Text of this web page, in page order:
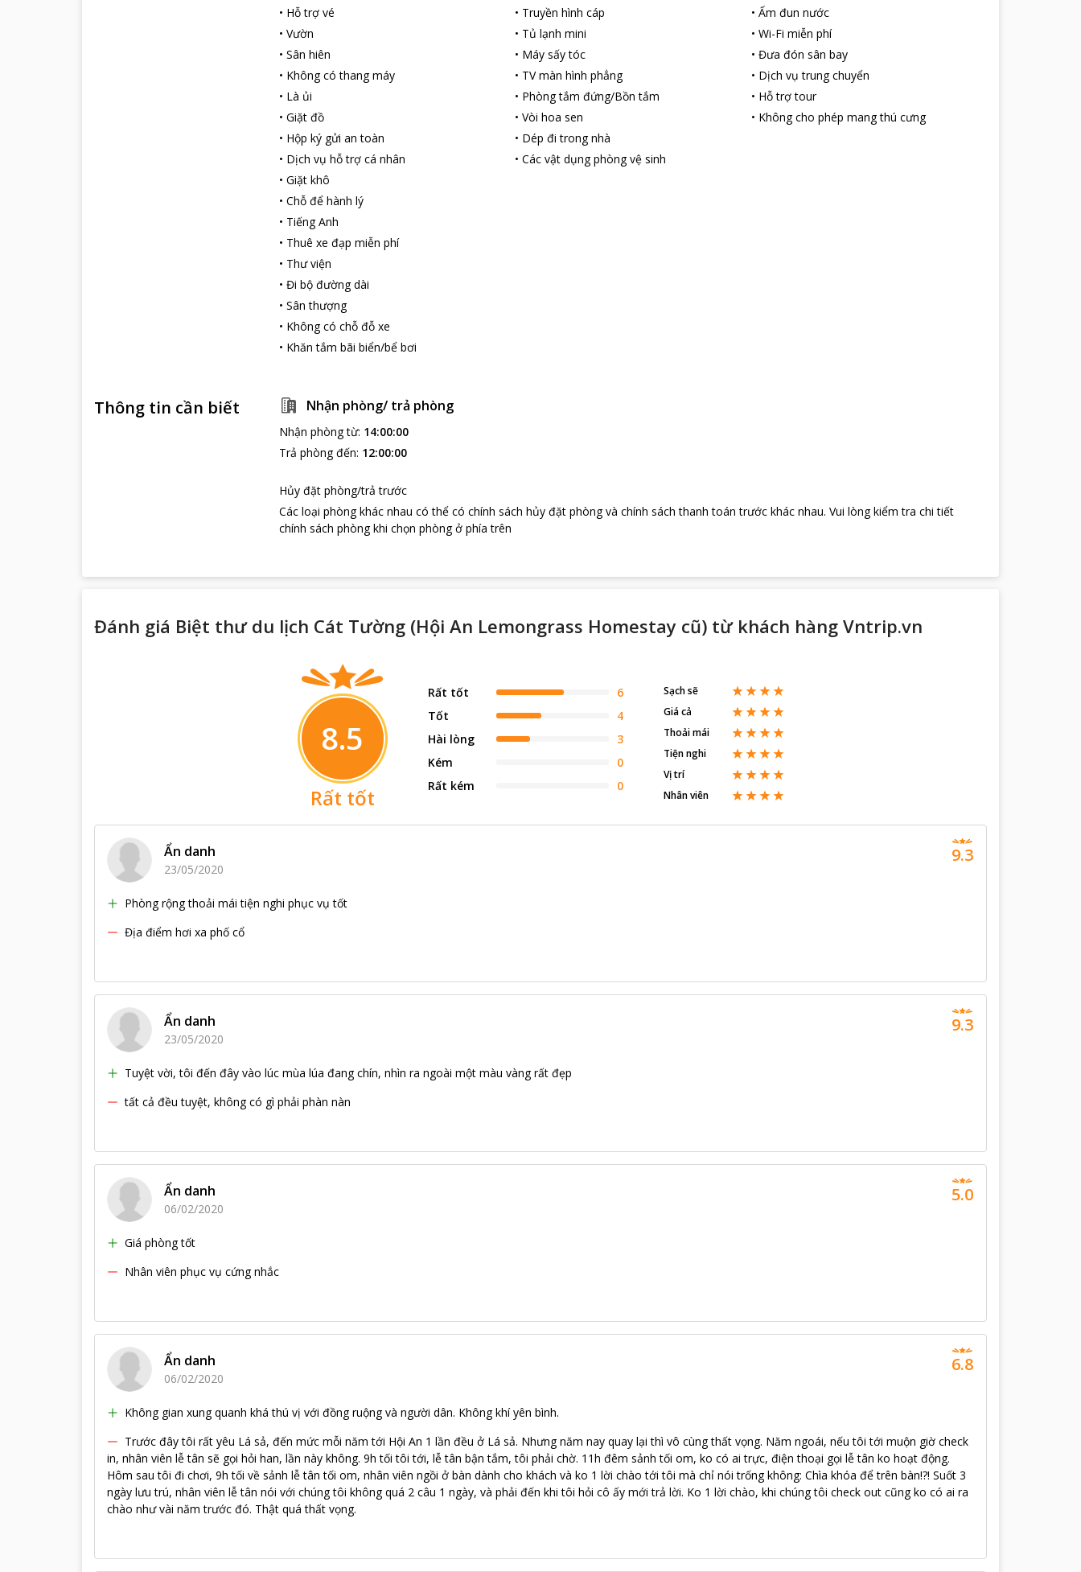
• Hỗ trợ vé
• Vườn
• Sân hiên
• Không có thang máy
• Là ủi
• Giặt đồ
• Hộp ký gửi an toàn
• Dịch vụ hỗ trợ cá nhân
• Giặt khô
• Chỗ để hành lý
• Tiếng Anh
• Thuê xe đạp miễn phí
• Thư viện
• Đi bộ đường dài
• Sân thượng
• Không có chỗ đỗ xe
• Khăn tắm bãi biển/bể bơi
• Truyền hình cáp
• Tủ lạnh mini
• Máy sấy tóc
• TV màn hình phẳng
• Phòng tắm đứng/Bồn tắm
•Vòi hoa sen
• Dép đi trong nhà
•Các vật dụng phòng vệ sinh
• Ấm đun nước
• Wi-Fi miễn phí
• Đưa đón sân bay
• Dịch vụ trung chuyển
• Hỗ trợ tour
• Không cho phép mang thú cưng
Thông tin cần biết Nhận phòng/ trả phòng
Nhận phòng từ: 14:00:00
Trả phòng đến: 12:00:00
Hủy đặt phòng/trả trước
Các loại phòng khác nhau có thể có chính sách hủy đặt phòng và chính sách thanh toán trước khác nhau. Vui lòng kiểm tra chi tiết
chính sách phòng khi chọn phòng ở phía trên
Đánh giá Biệt thư du lịch Cát Tường (Hội An Lemongrass Homestay cũ) từ khách hàng Vntrip.vn
8.5
Rất tốt
Rất tốt
6
Tốt
4
Hài lòng
3
Kém
0
Rất kém
0
Sạch sẽ
Giá cả
Thoải mái
Tiện nghi
Vị trí
Nhân viên
Ẩn danh
23/05/2020
Phòng rộng thoải mái tiện nghi phục vụ tốt
Địa điểm hơi xa phố cổ
9.3
Ẩn danh
23/05/2020
Tuyệt vời, tôi đến đây vào lúc mùa lúa đang chín, nhìn ra ngoài một màu vàng rất đẹp
tất cả đều tuyệt, không có gì phải phàn nàn
9.3
Ẩn danh
06/02/2020
Giá phòng tốt
Nhân viên phục vụ cứng nhắc
5.0
Ẩn danh
06/02/2020
Không gian xung quanh khá thú vị với đồng ruộng và người dân. Không khí yên bình.
Trước đây tôi rất yêu Lá sả, đến mức mỗi năm tới Hội An 1 lần đều ở Lá sả. Nhưng năm nay quay lại thì vô cùng thất vọng. Năm ngoái, nếu tôi tới muộn giờ check
in, nhân viên lễ tân sẽ gọi hỏi han, lần này không. 9h tối tôi tới, lễ tân bận tắm, tôi phải chờ. 11h đêm sảnh tối om, ko có ai trực, điện thoại gọi lễ tân ko hoạt động.
Hôm sau tôi đi chơi, 9h tối về sảnh lễ tân tối om, nhân viên ngồi ở bàn dành cho khách và ko 1 lời chào tới tôi mà chỉ nói trống không: Chìa khóa để trên bàn!?! Suốt 3
ngày lưu trú, nhân viên lễ tân nói với chúng tôi không quá 2 câu 1 ngày, và phải đến khi tôi hỏi cô ấy mới trả lời. Ko 1 lời chào, khi chúng tôi check out cũng ko có ai ra
chào như vài năm trước đó. Thật quá thất vọng.
6.8